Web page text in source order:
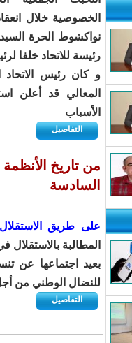
الخصوصية خلال
نواكشوط الحرة
رئيسة للاتحاد خلفا
و كان رئيس الاتحاد
المعالي قد أعلن
الأسباب
التفاصيل
من تاريخ
السادسة
على طريق
بعيد اجتماعها عن
للنضال الوطني من
التفاصيل